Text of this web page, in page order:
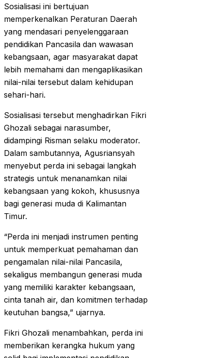
Sosialisasi ini bertujuan
memperkenalkan Peraturan Daerah
yang mendasari penyelenggaraan
pendidikan Pancasila dan wawasan
kebangsaan, agar masyarakat dapat
lebih memahami dan mengaplikasikan
nilai-nilai tersebut dalam kehidupan
sehari-hari.
Sosialisasi tersebut menghadirkan Fikri
Ghozali sebagai narasumber,
didampingi Risman selaku moderator.
Dalam sambutannya, Agusriansyah
menyebut perda ini sebagai langkah
strategis untuk menanamkan nilai
kebangsaan yang kokoh, khususnya
bagi generasi muda di Kalimantan
Timur.
“Perda ini menjadi instrumen penting
untuk memperkuat pemahaman dan
pengamalan nilai-nilai Pancasila,
sekaligus membangun generasi muda
yang memiliki karakter kebangsaan,
cinta tanah air, dan komitmen terhadap
keutuhan bangsa,” ujarnya.
Fikri Ghozali menambahkan, perda ini
memberikan kerangka hukum yang